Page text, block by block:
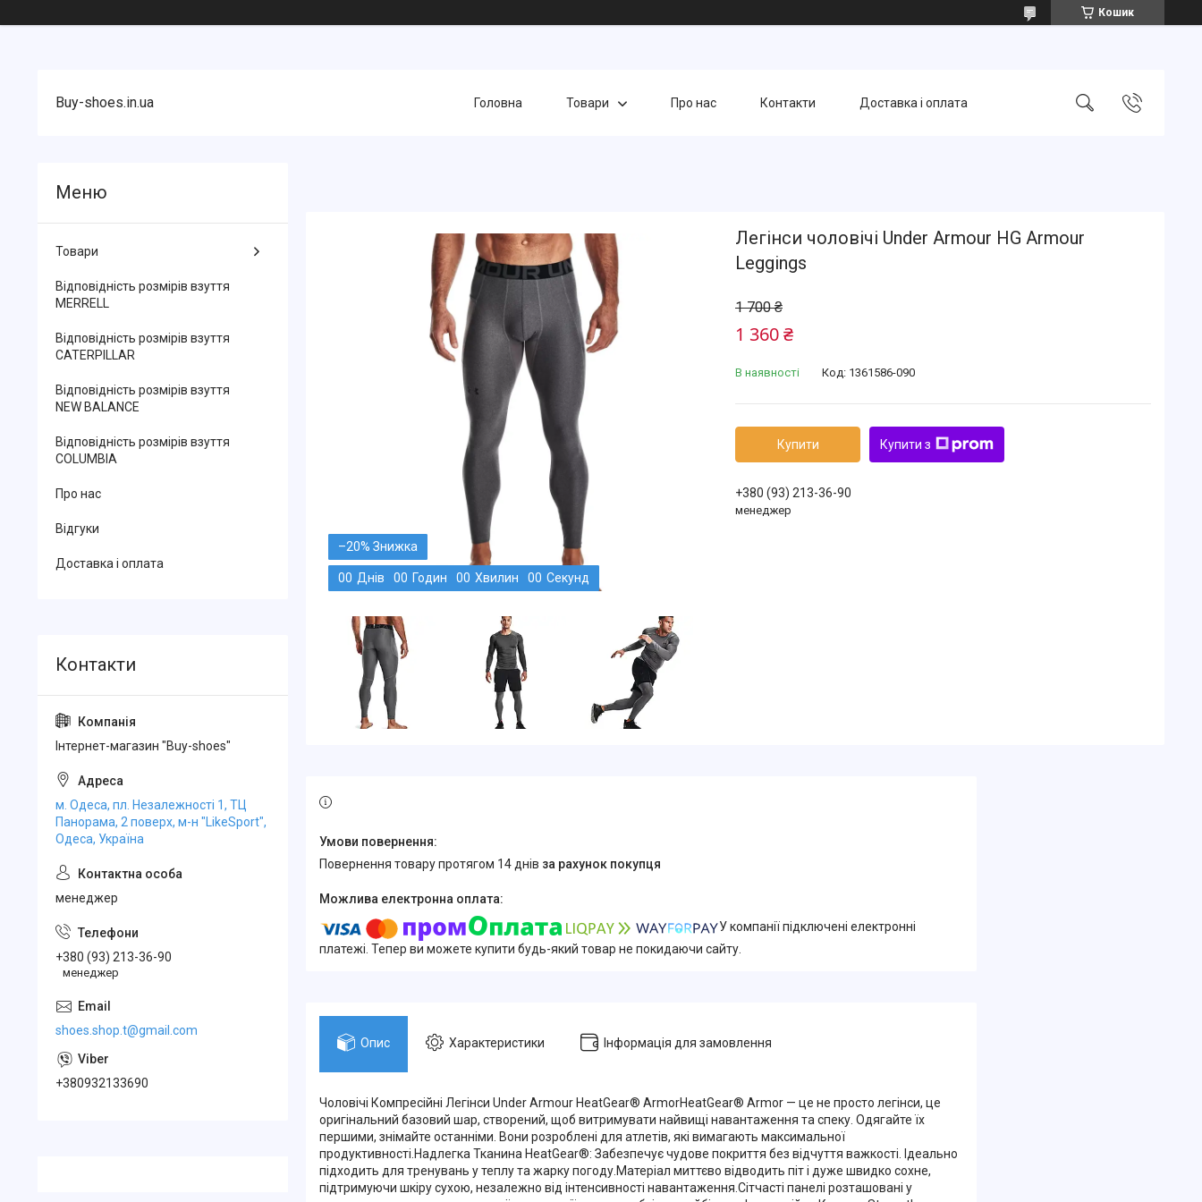
Кошик
Buy-shoes.in.ua Головна Товари Про нас Контакти Доставка і оплата
–20%
00 Днів 00 Годин 00 Хвилин 00 Секунд
Легінси чоловічі Under Armour HG Armour
Leggings
1 700 ₴
1 360 ₴
В наявності Код: 1361586-090
Купити Купити з
+380 (93) 213-36-90
менеджер
повернення товару протягом 14 днів за рахунок покупця
У компанії підключені електронні
платежі. Тепер ви можете купити будь-який товар не покидаючи сайту.
Опис Характеристики Інформація для замовлення
Чоловічі Компресійні Легінси Under Armour HeatGear® ArmorHeatGear® Armor — це не просто легінси, це
оригінальний базовий шар, створений, щоб витримувати найвищі навантаження та спеку. Одягайте їх
першими, знімайте останніми. Вони розроблені для атлетів, які вимагають максимальної
продуктивності.Надлегка Тканина HeatGear®: Забезпечує чудове покриття без відчуття важкості. Ідеально
підходить для тренувань у теплу та жарку погоду.Матеріал миттєво відводить піт і дуже швидко сохне,
підтримуючи шкіру сухою, незалежно від інтенсивності навантаження.Сітчасті панелі розташовані у
Товари
Відповідність розмірів взуття
MERRELL
Відповідність розмірів взуття
CATERPILLAR
Відповідність розмірів взуття
NEW BALANCE
Відповідність розмірів взуття
COLUMBIA
Про нас
Відгуки
Доставка і оплата
Інтернет-магазин "Buy-shoes"
м. Одеса, пл. Незалежності 1, ТЦ
Панорама, 2 поверх, м-н "LikeSport",
Одеса, Україна
менеджер
+380 (93) 213-36-90
менеджер
shoes.shop.t@gmail.com
+380932133690